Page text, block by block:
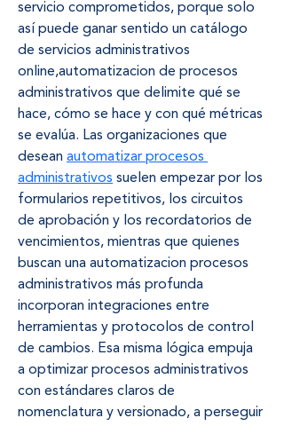
servicio comprometidos, porque solo
así puede ganar sentido un catálogo
de servicios administrativos
online,automatizacion de procesos
administrativos que delimite qué se
hace, cómo se hace y con qué métricas
se evalúa. Las organizaciones que
desean automatizar procesos
administrativos suelen empezar por los
formularios repetitivos, los circuitos
de aprobación y los recordatorios de
vencimientos, mientras que quienes
buscan una automatizacion procesos
administrativos más profunda
incorporan integraciones entre
herramientas y protocolos de control
de cambios. Esa misma lógica empuja
a optimizar procesos administrativos
con estándares claros de
nomenclatura y versionado, a perseguir